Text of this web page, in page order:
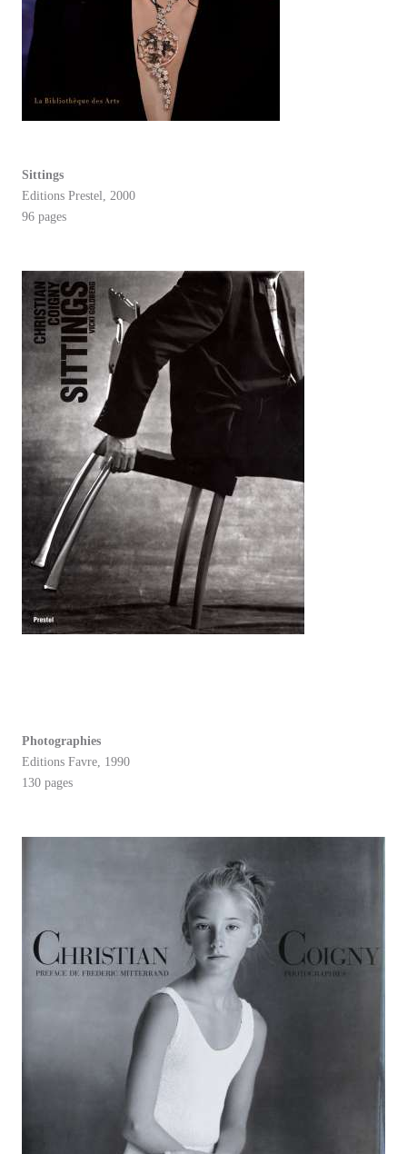
Sittings
Editions Prestel, 2000
96 pages
Photographies
Editions Favre, 1990
130 pages